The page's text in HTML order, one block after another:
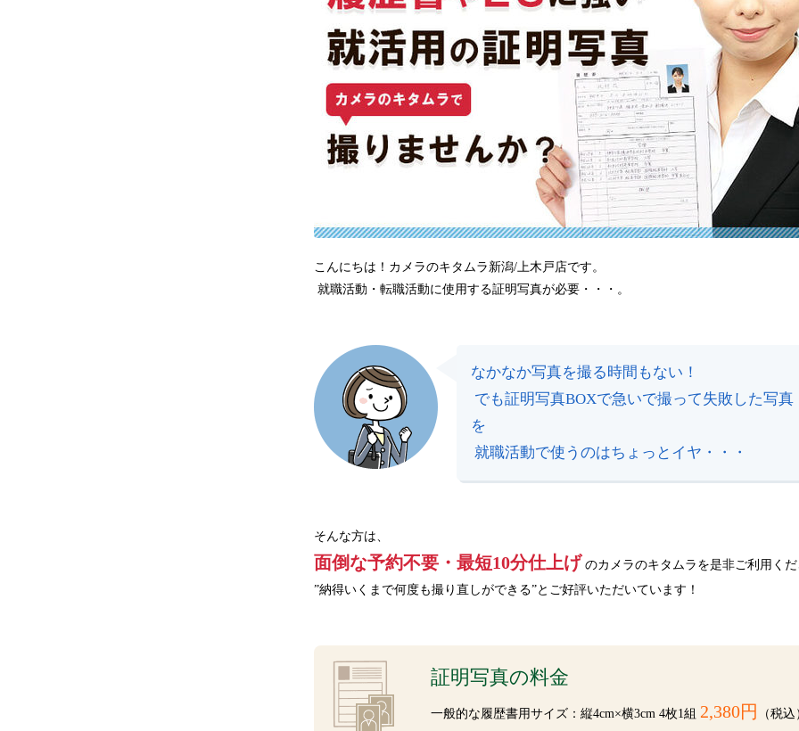
こんにちは！カメラのキタムラ新潟/上木戸店です。
就職活動・転職活動に使用する証明写真が必要・・・。
なかなか写真を撮る時間もない！
を
就職活動で使うのはちょっとイヤ・・・
そんな方は、
面倒な予約不要・最短10分仕上げ のカメラのキタムラを是非ご利用く
”納得いくまで何度も撮り直しができる”とご好評いただいています！
証明写真の料金
一般的な履歴書用サイズ：縦4cm×横3cm 4枚1組 2,380円
（税